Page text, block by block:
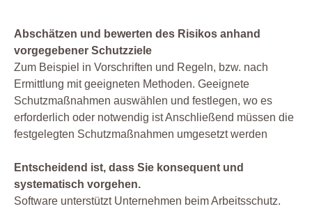
Abschätzen und bewerten des Risikos anhand
vorgegebener Schutzziele
Zum Beispiel in Vorschriften und Regeln, bzw. nach
Ermittlung mit geeigneten Methoden. Geeignete
Schutzmaßnahmen auswählen und festlegen, wo es
erforderlich oder notwendig ist Anschließend müssen die
festgelegten Schutzmaßnahmen umgesetzt werden
Entscheidend ist, dass Sie konsequent und
systematisch vorgehen.
Software unterstützt Unternehmen beim Arbeitsschutz.